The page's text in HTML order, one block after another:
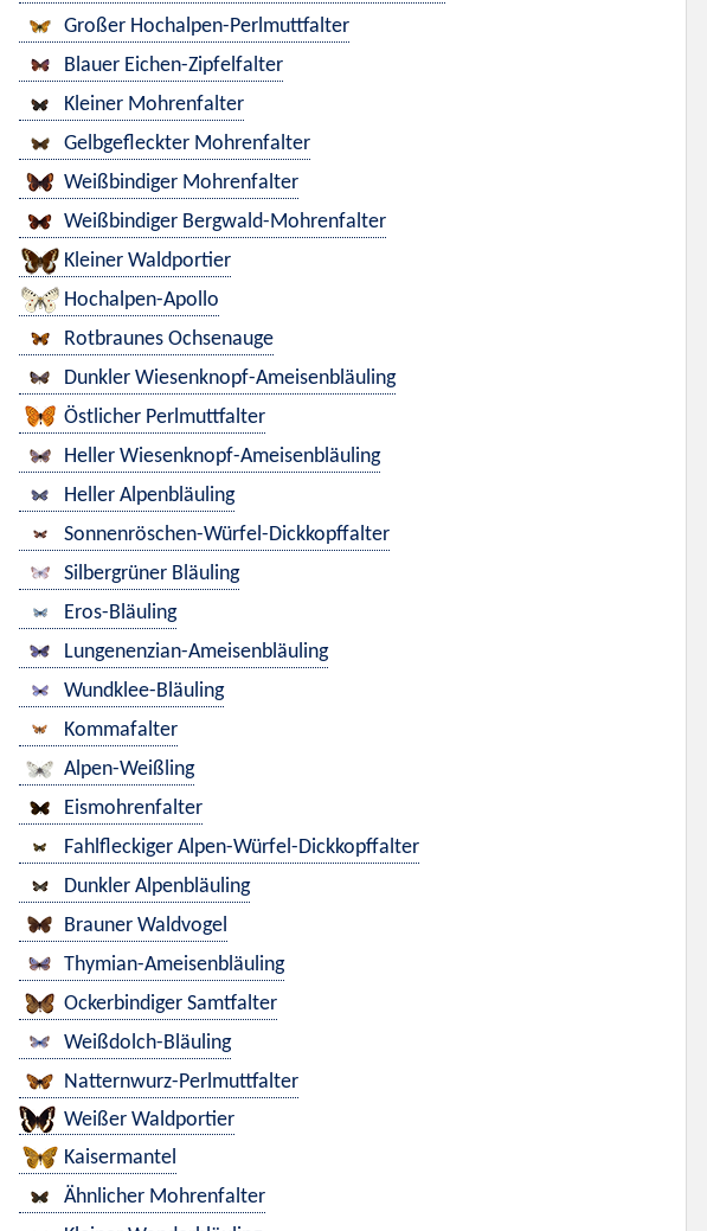
Großer Hochalpen-Perlmuttfalter
Blauer Eichen-Zipfelfalter
Kleiner Mohrenfalter
Gelbgefleckter Mohrenfalter
Weißbindiger Mohrenfalter
Weißbindiger Bergwald-Mohrenfalter
Kleiner Waldportier
Hochalpen-Apollo
Rotbraunes Ochsenauge
Dunkler Wiesenknopf-Ameisenbläuling
Östlicher Perlmuttfalter
Heller Wiesenknopf-Ameisenbläuling
Heller Alpenbläuling
Sonnenröschen-Würfel-Dickkopffalter
Silbergrüner Bläuling
Eros-Bläuling
Lungenenzian-Ameisenbläuling
Wundklee-Bläuling
Kommafalter
Alpen-Weißling
Eismohrenfalter
Fahlfleckiger Alpen-Würfel-Dickkopffalter
Dunkler Alpenbläuling
Brauner Waldvogel
Thymian-Ameisenbläuling
Ockerbindiger Samtfalter
Weißdolch-Bläuling
Natternwurz-Perlmuttfalter
Weißer Waldportier
Kaisermantel
Ähnlicher Mohrenfalter